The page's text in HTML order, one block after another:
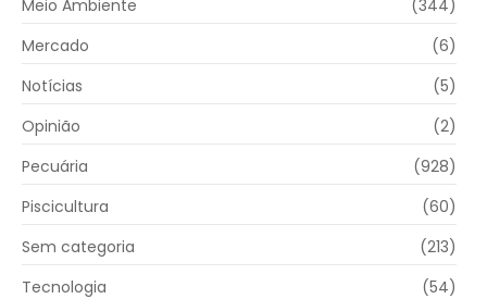
Meio Ambiente
(344)
Mercado
(6)
Notícias
(5)
Opinião
(2)
Pecuária
(928)
Piscicultura
(60)
Sem categoria
(213)
Tecnologia
(54)